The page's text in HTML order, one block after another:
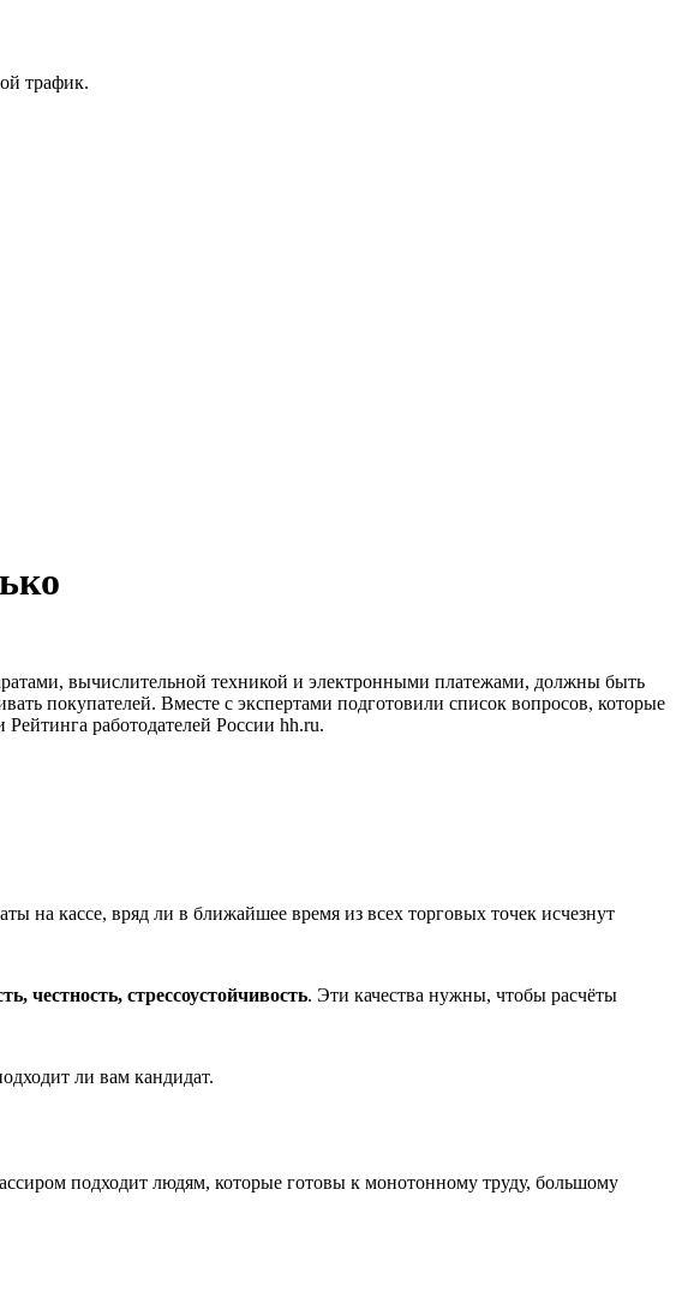
трафик.
вычислительной техникой и электронными платежами, должны быть
покупателей. Вместе с экспертами подготовили список вопросов, которые
работодателей России hh.ru.
на кассе, вряд ли в ближайшее время из всех торговых точек исчезнут
честность, стрессоустойчивость. Эти качества нужны, чтобы расчёты
ли вам кандидат.
подходит людям, которые готовы к монотонному труду, большому